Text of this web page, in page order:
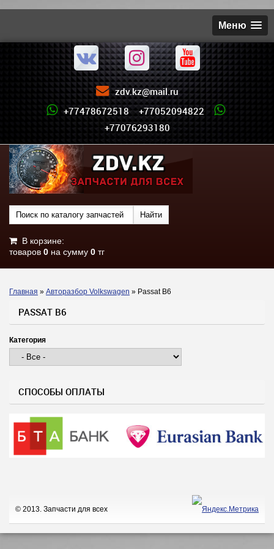
Меню
zdv.kz@mail.ru
+77478672518 +77052094822
+77076293180
В корзине:
товаров 0 на сумму 0 тг
Вы здесь
Главная » Авторазбор Volkswagen » Passat B6
PASSAT B6
Категория
СПОСОБЫ ОПЛАТЫ
© 2013. Запчасти для всех